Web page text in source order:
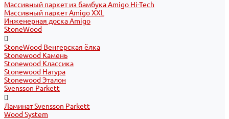
Массивный паркет из бамбука Amigo Hi-Tech
Массивный паркет Amigo XXL
Инженерная доска Amigo
StoneWood
StoneWood Венгерская ёлка
Stonewood Камень
Stonewood Классика
Stonewood Натура
Stonewood Эталон
Svensson Parkett
Ламинат Svensson Parkett
Wood System